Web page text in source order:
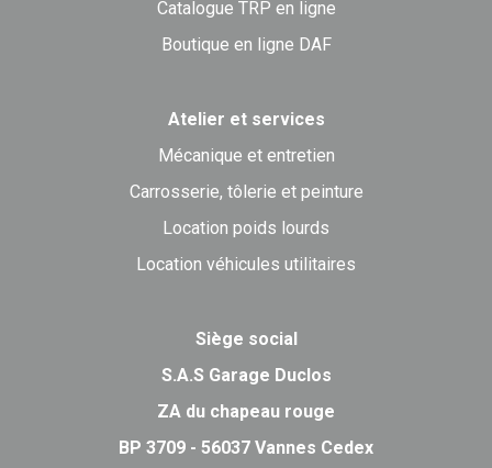
Catalogue TRP en ligne
Boutique en ligne DAF
Atelier et services
Mécanique et entretien
Carrosserie, tôlerie et peinture
Location poids lourds
Location véhicules utilitaires
Siège social
S.A.S Garage Duclos
ZA du chapeau rouge
BP 3709 - 56037 Vannes Cedex